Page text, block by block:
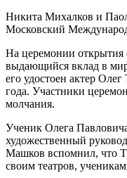
Никита Михалков и
Московский
На церемонии открытия
выдающийся вклад в
его удостоен актер
года. Участники
молчания.
Ученик Олега
художественный
Машков вспомнил, что
своим театров,